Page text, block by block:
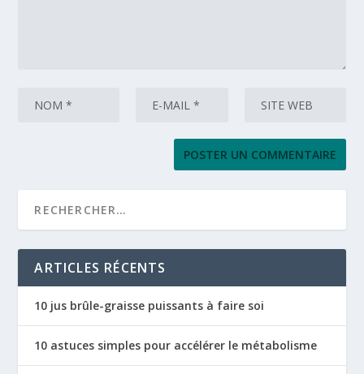
ARTICLES RÉCENTS
10 jus brûle-graisse puissants à faire soi
10 astuces simples pour accélérer le métabolisme